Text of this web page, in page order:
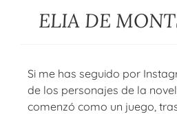
ELIA DE
Si me has seguido por
de los personajes de la
comenzó como un juego,